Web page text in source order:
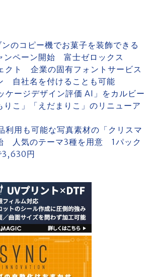
のコピー機でお菓子を装飾できる
ンペーン開始 富士ゼロックス
クト 企業の固有フォントサービス
自社名を付けることも可能
ケージデザイン評価 AI」をカルビー
こ」「えだまりこ」のリニューア
用も可能な写真素材の「クリスマ
人気のテーマ3種を用意 1パック
3,630円